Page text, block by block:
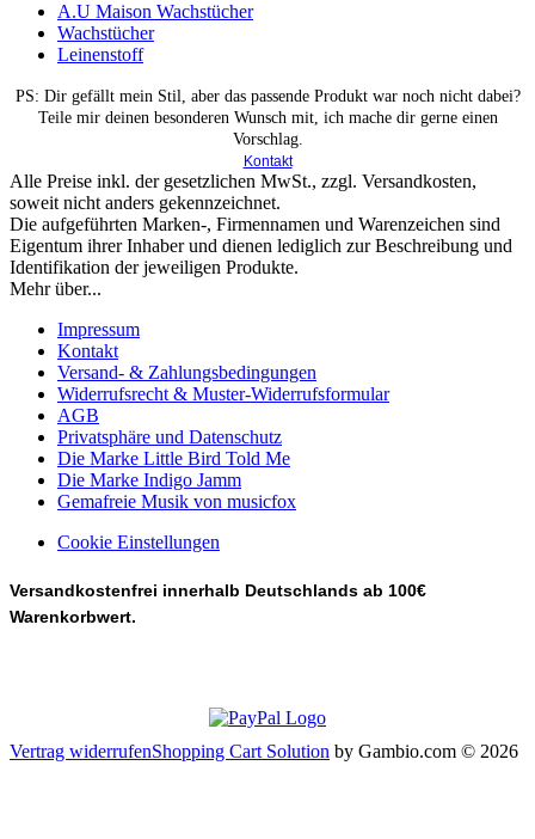
A.U Maison Wachstücher
Wachstücher
Leinenstoff
PS: Dir gefällt mein Stil, aber das passende Produkt war noch nicht dabei?
Teile mir deinen besonderen Wunsch mit, ich mache dir gerne einen
Vorschlag.
Kontakt
Alle Preise inkl. der gesetzlichen MwSt., zzgl. Versandkosten,
soweit nicht anders gekennzeichnet.
Die aufgeführten Marken-, Firmennamen und Warenzeichen sind
Eigentum ihrer Inhaber und dienen lediglich zur Beschreibung und
Identifikation der jeweiligen Produkte.
Mehr über...
Impressum
Kontakt
Versand- & Zahlungsbedingungen
Widerrufsrecht & Muster-Widerrufsformular
AGB
Privatsphäre und Datenschutz
Die Marke Little Bird Told Me
Die Marke Indigo Jamm
Gemafreie Musik von musicfox
Cookie Einstellungen
Versandkostenfrei innerhalb Deutschlands ab 100€
Warenkorbwert.
Vertrag widerrufenShopping Cart Solution by Gambio.com © 2026